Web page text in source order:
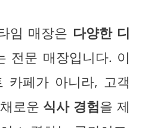
임 매장은 다양한 디
전문 매장입니다. 이
카페가 아니라, 고객
로운 식사 경험을 제